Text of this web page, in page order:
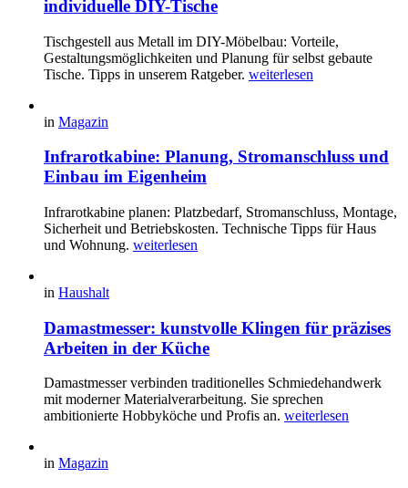
individuelle DIY-Tische
Tischgestell aus Metall im DIY-Möbelbau: Vorteile,
Gestaltungsmöglichkeiten und Planung für selbst gebaute
Tische. Tipps in unserem Ratgeber. weiterlesen
in Magazin
Infrarotkabine: Planung, Stromanschluss und
Einbau im Eigenheim
Infrarotkabine planen: Platzbedarf, Stromanschluss, Montage,
Sicherheit und Betriebskosten. Technische Tipps für Haus
und Wohnung. weiterlesen
in Haushalt
Damastmesser: kunstvolle Klingen für präzises
Arbeiten in der Küche
Damastmesser verbinden traditionelles Schmiedehandwerk
mit moderner Materialverarbeitung. Sie sprechen
ambitionierte Hobbyköche und Profis an. weiterlesen
in Magazin